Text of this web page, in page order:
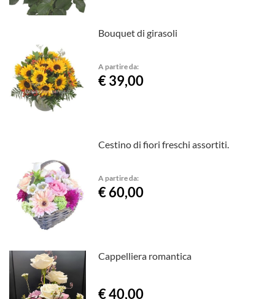
Bouquet di girasoli
A partire da:
€ 39,00
Cestino di fiori freschi assortiti.
A partire da:
€ 60,00
Cappelliera romantica
€ 40,00